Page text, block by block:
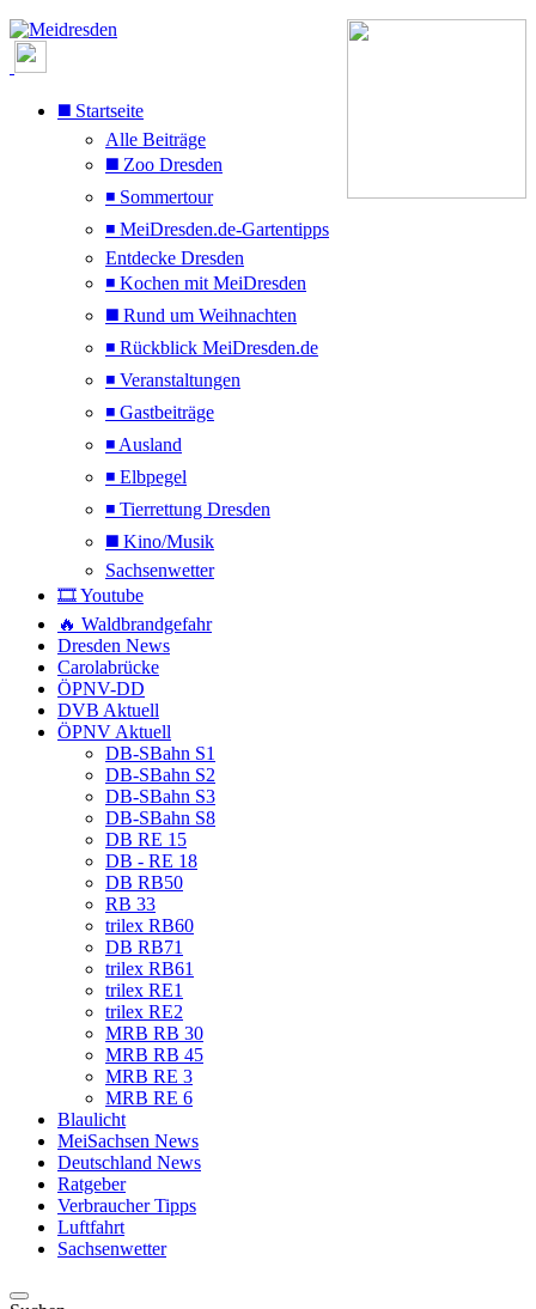
◼️ Startseite
Alle Beiträge
◼️ Zoo Dresden
◾ Sommertour
◾ MeiDresden.de-Gartentipps
Entdecke Dresden
◾ Kochen mit MeiDresden
◼️ Rund um Weihnachten
◾ Rückblick MeiDresden.de
◾ Veranstaltungen
◾ Gastbeiträge
◾ Ausland
◾ Elbpegel
◾ Tierrettung Dresden
◼️ Kino/Musik
Sachsenwetter
🎞️ Youtube
🔥 Waldbrandgefahr
Dresden News
Carolabrücke
ÖPNV-DD
DVB Aktuell
ÖPNV Aktuell
DB-SBahn S1
DB-SBahn S2
DB-SBahn S3
DB-SBahn S8
DB RE 15
DB - RE 18
DB RB50
RB 33
trilex RB60
DB RB71
trilex RB61
trilex RE1
trilex RE2
MRB RB 30
MRB RB 45
MRB RE 3
MRB RE 6
Blaulicht
MeiSachsen News
Deutschland News
Ratgeber
Verbraucher Tipps
Luftfahrt
Sachsenwetter